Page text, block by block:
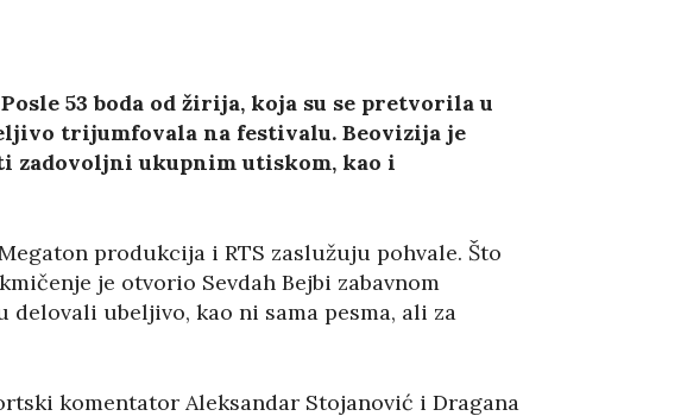
53 boda od žirija, koja su se pretvorila u
trijumfovala na festivalu. Beovizija je
zadovoljni ukupnim utiskom, kao i
produkcija i RTS zaslužuju pohvale. Što
je otvorio Sevdah Bejbi zabavnom
delovali ubeljivo, kao ni sama pesma, ali za
komentator Aleksandar Stojanović i Dragana